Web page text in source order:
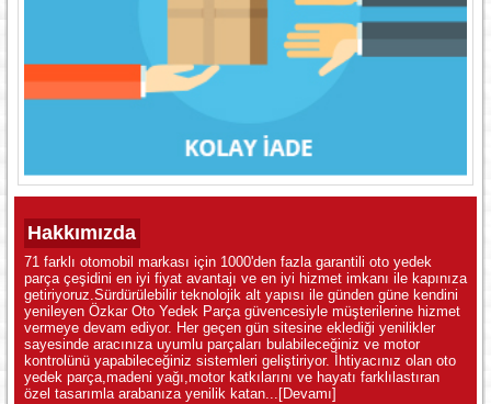
Hakkımızda
71 farklı otomobil markası için 1000'den fazla garantili oto yedek
parça çeşidini en iyi fiyat avantajı ve en iyi hizmet imkanı ile kapınıza
getiriyoruz.Sürdürülebilir teknolojik alt yapısı ile günden güne kendini
yenileyen Özkar Oto Yedek Parça güvencesiyle müşterilerine hizmet
vermeye devam ediyor. Her geçen gün sitesine eklediği yenilikler
sayesinde aracınıza uyumlu parçaları bulabileceğiniz ve motor
kontrolünü yapabileceğiniz sistemleri geliştiriyor. İhtiyacınız olan oto
yedek parça,madeni yağı,motor katkılarını ve hayatı farklılastıran
özel tasarımla arabanıza yenilik katan... [Devamı]